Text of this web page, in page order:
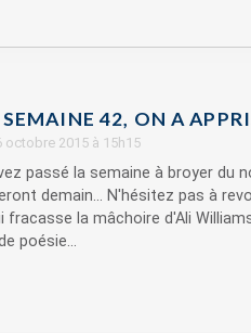
42, ON A
octobre 2015 à 15h15
passé la semaine à broyer du
demain... N'hésitez pas à
fracasse la mâchoire d'Ali
poésie...